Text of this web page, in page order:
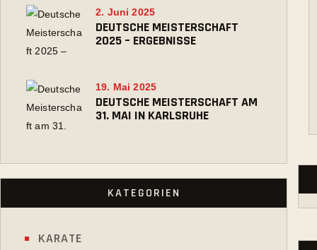
DEUTSCHE MEISTERSCHAFT
2025 – ERGEBNISSE
2. Juni 2025
DEUTSCHE MEISTERSCHAFT AM
31. MAI IN KARLSRUHE
19. Mai 2025
KATEGORIEN
KARATE